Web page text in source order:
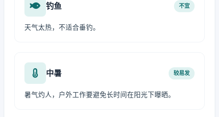
钓鱼 不宜
天气太热，不适合垂钓。
中暑 较易发
暑气灼人，户外工作要避免长时间在阳光下曝晒。